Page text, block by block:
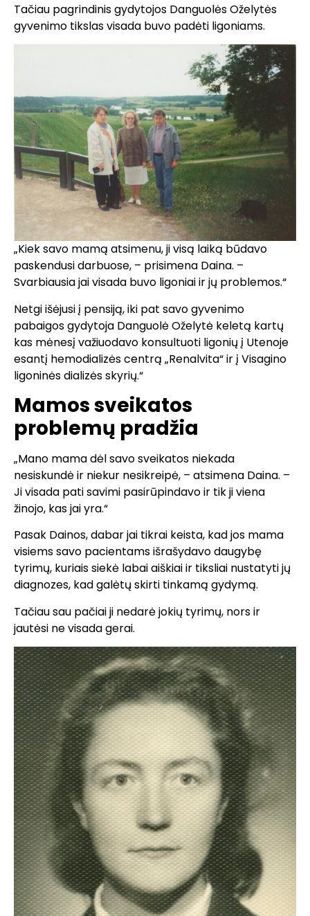
Tačiau pagrindinis gydytojos Danguolės Oželytės
gyvenimo tikslas visada buvo padėti ligoniams.
„Kiek savo mamą atsimenu, ji visą laiką būdavo
paskendusi darbuose, – prisimena Daina. –
Svarbiausia jai visada buvo ligoniai ir jų problemos.“
Netgi išėjusi į pensiją, iki pat savo gyvenimo
pabaigos gydytoja Danguolė Oželytė keletą kartų
kas mėnesį važiuodavo konsultuoti ligonių į Utenoje
esantį hemodializės centrą „Renalvita“ ir į Visagino
ligoninės dializės skyrių.“
Mamos sveikatos
problemų pradžia
„Mano mama dėl savo sveikatos niekada
nesiskundė ir niekur nesikreipė, – atsimena Daina. –
Ji visada pati savimi pasirūpindavo ir tik ji viena
žinojo, kas jai yra.“
Pasak Dainos, dabar jai tikrai keista, kad jos mama
visiems savo pacientams išrašydavo daugybę
tyrimų, kuriais siekė labai aiškiai ir tiksliai nustatyti jų
diagnozes, kad galėtų skirti tinkamą gydymą.
Tačiau sau pačiai ji nedarė jokių tyrimų, nors ir
jautėsi ne visada gerai.